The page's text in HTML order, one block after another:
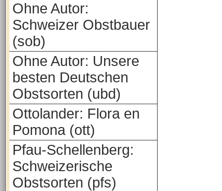
Ohne Autor:
Schweizer Obstbauer
(sob)
Ohne Autor: Unsere
besten Deutschen
Obstsorten (ubd)
Ottolander: Flora en
Pomona (ott)
Pfau-Schellenberg:
Schweizerische
Obstsorten (pfs)